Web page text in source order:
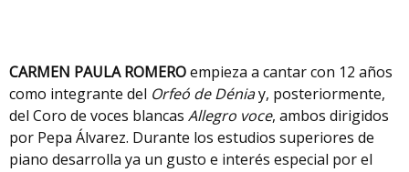
CARMEN PAULA ROMEROempieza a cantar con 12 años
como integrante del Orfeó de Déniay, posteriormente,
del Coro de voces blancas Allegro voce, ambos dirigidos
por Pepa Álvarez. Durante los estudios superiores de
piano desarrolla ya un gusto e interés especial por el